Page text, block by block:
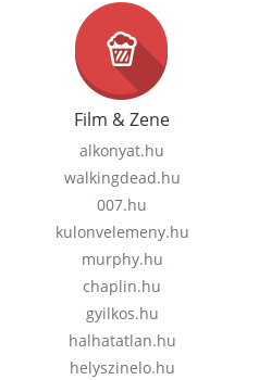
Film & Zene
alkonyat.hu
walkingdead.hu
007.hu
kulonvelemeny.hu
murphy.hu
chaplin.hu
gyilkos.hu
halhatatlan.hu
helyszinelo.hu